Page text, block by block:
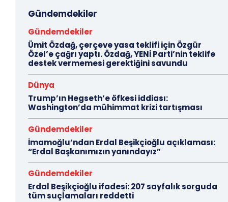
Gündemdekiler
Gündemdekiler
Ümit Özdağ, çerçeve yasa teklifi için Özgür
Özel’e çağrı yaptı. Özdağ, YENİ Parti’nin teklife
destek vermemesi gerektiğini savundu
Dünya
Trump’ın Hegseth’e öfkesi iddiası:
Washington’da mühimmat krizi tartışması
Gündemdekiler
İmamoğlu’ndan Erdal Beşikçioğlu açıklaması:
“Erdal Başkanımızın yanındayız”
Gündemdekiler
Erdal Beşikçioğlu ifadesi: 207 sayfalık sorguda
tüm suçlamaları reddetti